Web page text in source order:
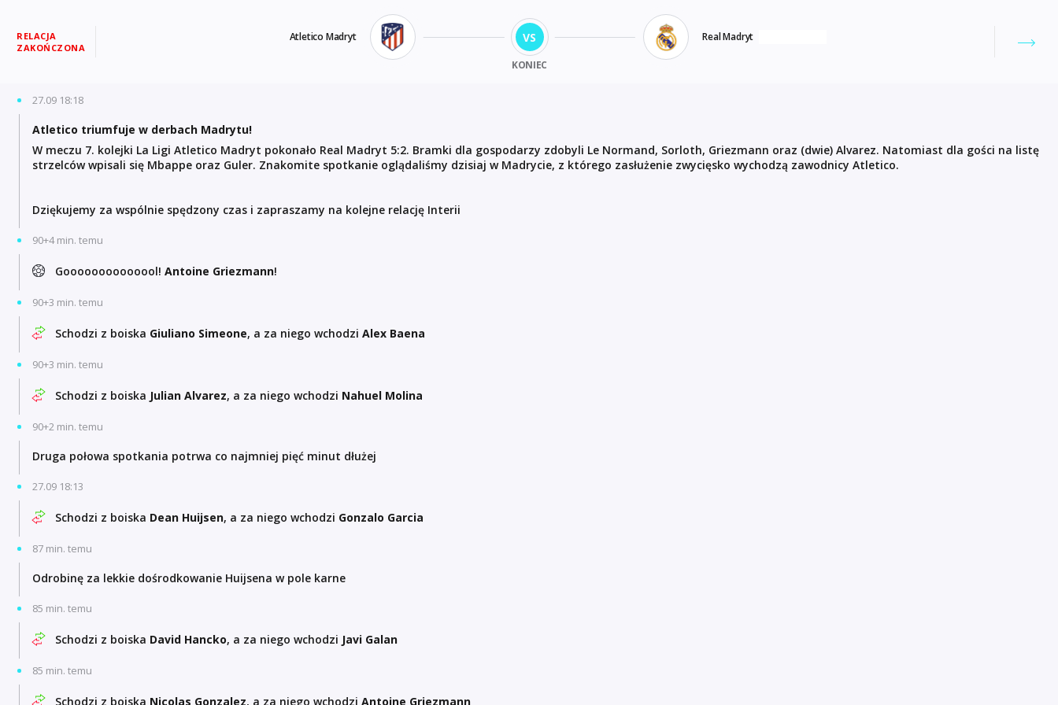
RELACJA
ZAKOŃCZONA
Atletico Madryt VS
KONIEC
Real Madryt
27.09 18:18
Atletico triumfuje w derbach Madrytu!
W meczu 7. kolejki La Ligi Atletico Madryt pokonało Real Madryt 5:2. Bramki dla gospodarzy zdobyli Le Normand, Sorloth, Griezmann oraz (dwie) Alvarez. Natomiast dla gości na listę
strzelców wpisali się Mbappe oraz Guler. Znakomite spotkanie oglądaliśmy dzisiaj w Madrycie, z którego zasłużenie zwycięsko wychodzą zawodnicy Atletico.
Dziękujemy za wspólnie spędzony czas i zapraszamy na kolejne relację Interii
90+4 min. temu
Goooooooooooool! Antoine Griezmann!
90+3 min. temu
Schodzi z boiska Giuliano Simeone, a za niego wchodzi Alex Baena
90+3 min. temu
Schodzi z boiska Julian Alvarez, a za niego wchodzi Nahuel Molina
90+2 min. temu
Druga połowa spotkania potrwa co najmniej pięć minut dłużej
27.09 18:13
Schodzi z boiska Dean Huijsen, a za niego wchodzi Gonzalo Garcia
87 min. temu
Odrobinę za lekkie dośrodkowanie Huijsena w pole karne
85 min. temu
Schodzi z boiska David Hancko, a za niego wchodzi Javi Galan
85 min. temu
Schodzi z boiska Nicolas Gonzalez, a za niego wchodzi Antoine Griezmann